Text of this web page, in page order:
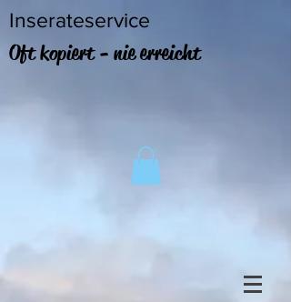
Inserateservice
Oft kopiert - nie erreicht